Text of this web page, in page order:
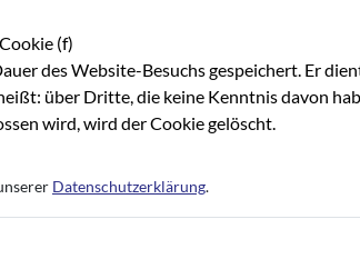
er­ reicht hat: Die hessischen
sofort auf eigene Inszenierungen. Die
Theater werden ab sofort ausschließlich
mit attraktiven Ausstat­tungsstücken
auskommen. Dem gesamten
Sänger, Musiker, Schauspieler
des technischen Betrie­bes unbedingt
Karten­verkäufer,
erfolgreiche Kinotheater-Modell nun endlich
(f)
des Website-Besuchs gespeichert. Er
über Dritte, die keine Kenntnis davon
wird, wird der Cookie gelöscht.
Datenschutzerklärung.